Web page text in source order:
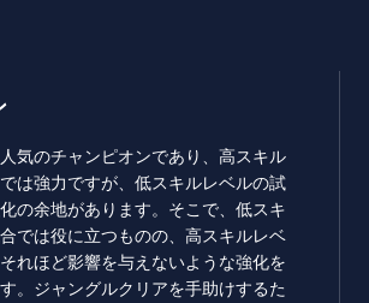
気のチャンピオンであり、高スキル
は強力ですが、低スキルレベルの試
の余地があります。そこで、低スキ
では役に立つものの、高スキルレベ
れほど影響を与えないような強化を
。ジャングルクリアを手助けするた